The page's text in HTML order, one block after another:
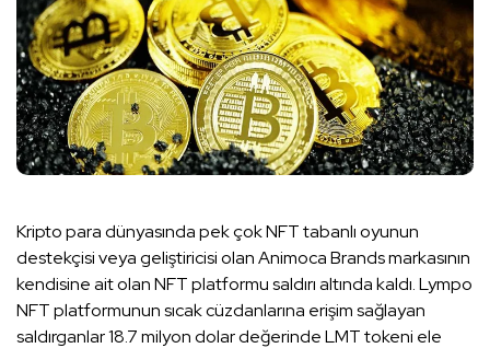
Kripto para dünyasında pek çok NFT tabanlı oyunun
destekçisi veya geliştiricisi olan Animoca Brands markasının
kendisine ait olan NFT platformu saldırı altında kaldı. Lympo
NFT platformunun sıcak cüzdanlarına erişim sağlayan
saldırganlar 18.7 milyon dolar değerinde LMT tokeni ele